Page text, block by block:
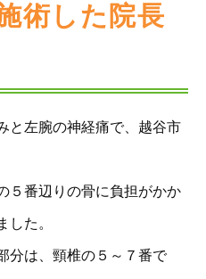
術した院長
と左腕の神経痛で、越谷市
５番辺りの骨に負担がかか
した。
分は、頸椎の５～７番で